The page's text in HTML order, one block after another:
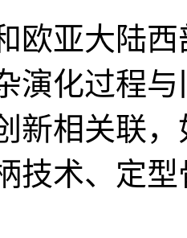
亚大陆西
演化过程
新相关联
技术、定